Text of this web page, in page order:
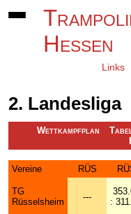
Hessen
Links
2. Landesliga
Wettkampfplan
Vereine RÜS
TG
Rüsselsheim
---
: